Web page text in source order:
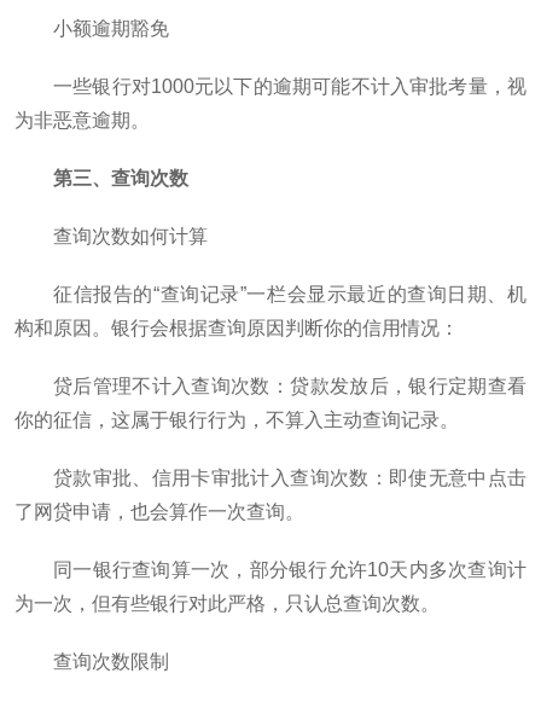
小额逾期豁免
一些银行对1000元以下的逾期可能不计入审批考量，视
为非恶意逾期。
第三、查询次数
查询次数如何计算
征信报告的“查询记录”一栏会显示最近的查询日期、机
构和原因。银行会根据查询原因判断你的信用情况：
贷后管理不计入查询次数：贷款发放后，银行定期查看
你的征信，这属于银行行为，不算入主动查询记录。
贷款审批、信用卡审批计入查询次数：即使无意中点击
了网贷申请，也会算作一次查询。
同一银行查询算一次，部分银行允许10天内多次查询计
为一次，但有些银行对此严格，只认总查询次数。
查询次数限制